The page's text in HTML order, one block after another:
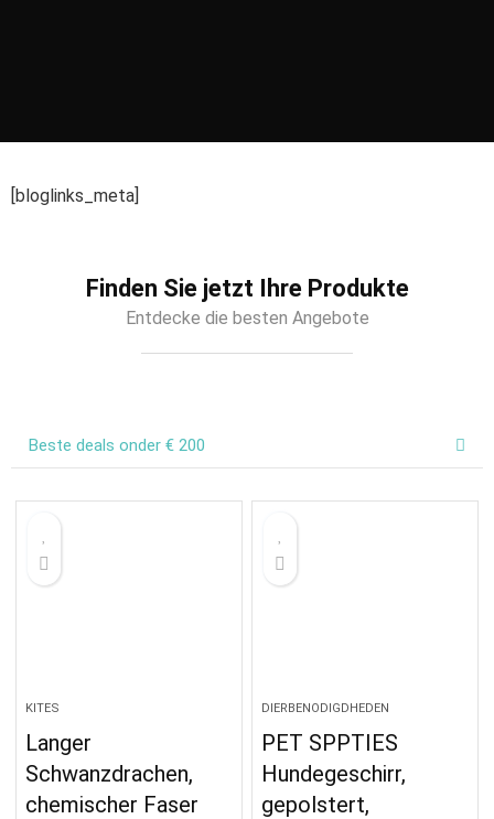
[bloglinks_meta]
Finden Sie jetzt Ihre Produkte
Entdecke die besten Angebote
Beste deals onder € 200
KITES
Langer
Schwanzdrachen,
chemischer Faser
DIERBENODIGDHEDEN
PET SPPTIES
Hundegeschirr,
gepolstert,